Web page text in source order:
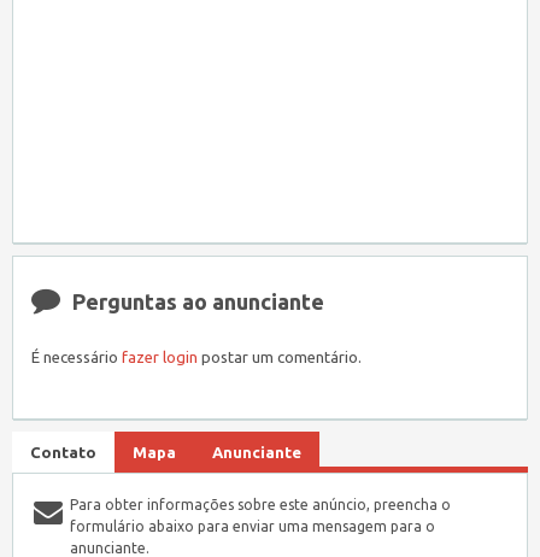
Perguntas ao anunciante
É necessário fazer login postar um comentário.
Contato Mapa Anunciante
Para obter informações sobre este anúncio, preencha o
formulário abaixo para enviar uma mensagem para o
anunciante.